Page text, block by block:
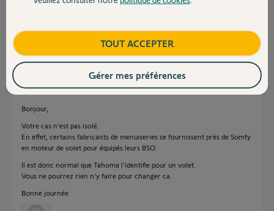
Contact
il y a environ 6 ans
Réponses
Bonjour,
Votre cas n'est pas isolé.
En effet, certains fabricants de menuiseries se fournissent près de Somfy
en moteur de volet pour équipés leurs BSO.
Il est donc normal que Tahoma l'identifie pour un volet.
Vous ne pourrez rien n'y faire pour changer ca.
Bonne journée
TOUT ACCEPTER
Gérer mes préférences